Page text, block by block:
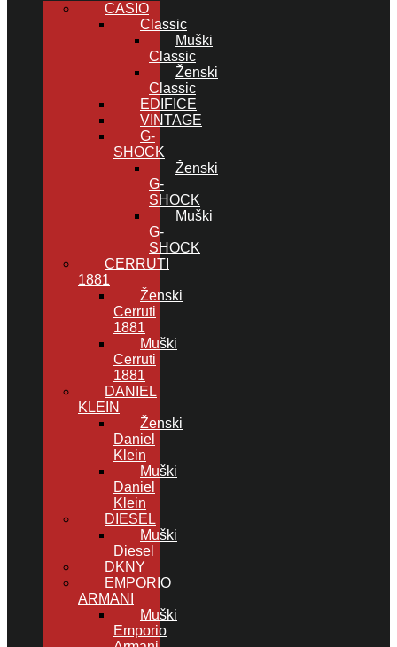
CASIO
Classic
Muški
Classic
Ženski
Classic
EDIFICE
VINTAGE
G-
SHOCK
Ženski
G-
SHOCK
Muški
G-
SHOCK
CERRUTI
1881
Ženski
Cerruti
1881
Muški
Cerruti
1881
DANIEL
KLEIN
Ženski
Daniel
Klein
Muški
Daniel
Klein
DIESEL
Muški
Diesel
DKNY
EMPORIO
ARMANI
Muški
Emporio